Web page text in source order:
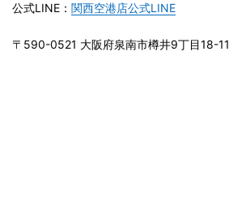
公式LINE： 関西空港店公式LINE
〒590-0521 大阪府泉南市樽井9丁目18-11